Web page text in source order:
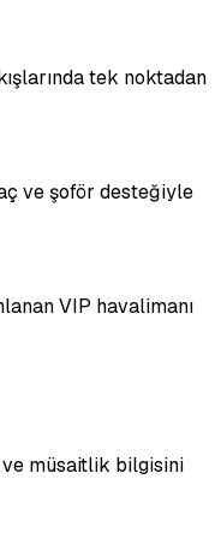
tek noktadan
ve şoför desteğiyle
VIP havalimanı
ve müsaitlik bilgisini